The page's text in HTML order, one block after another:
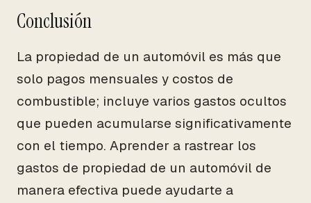
Conclusión
La propiedad de un automóvil es más que
solo pagos mensuales y costos de
combustible; incluye varios gastos ocultos
que pueden acumularse significativamente
con el tiempo. Aprender a rastrear los
gastos de propiedad de un automóvil de
manera efectiva puede ayudarte a